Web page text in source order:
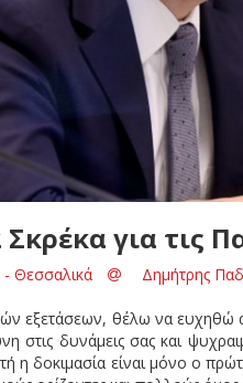
για τις
- Θεσσαλικά Δημήτρης
εξετάσεων, θέλω να ευχηθώ
δυνάμεις σας και
δοκιμασία είναι μόνο ο